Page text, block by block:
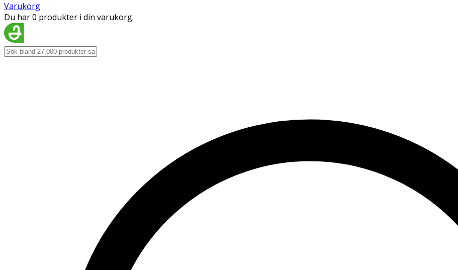
Varukorg
Du har 0 produkter i din varukorg.